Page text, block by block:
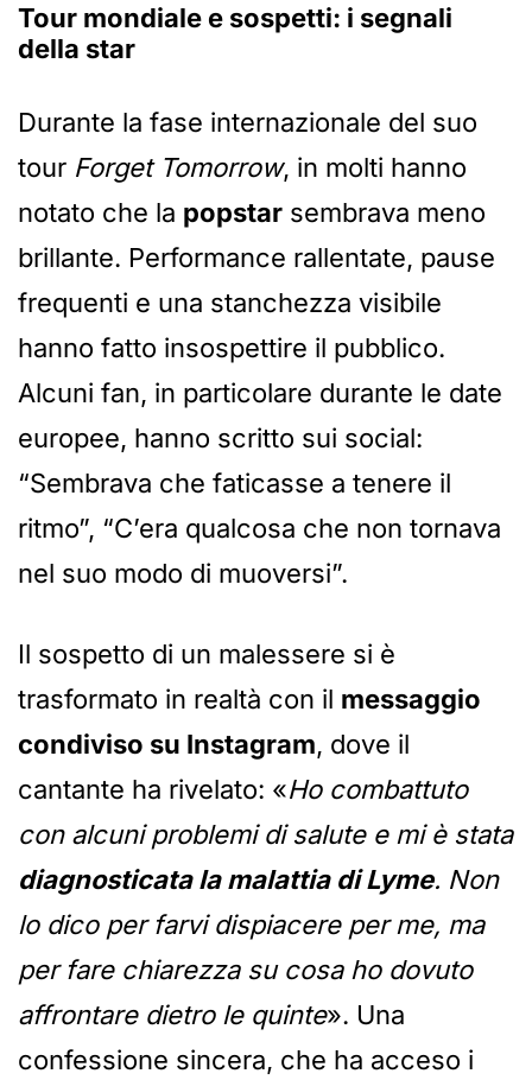
Tour mondiale e sospetti: i segnali
della star
Durante la fase internazionale del suo
tour Forget Tomorrow, in molti hanno
notato che la popstar sembrava meno
brillante. Performance rallentate, pause
frequenti e una stanchezza visibile
hanno fatto insospettire il pubblico.
Alcuni fan, in particolare durante le date
europee, hanno scritto sui social:
“Sembrava che faticasse a tenere il
ritmo”, “C’era qualcosa che non tornava
nel suo modo di muoversi”.
Il sospetto di un malessere si è
trasformato in realtà con il messaggio
condiviso su Instagram, dove il
cantante ha rivelato: «Ho combattuto
con alcuni problemi di salute e mi è stata
diagnosticata la malattia di Lyme. Non
lo dico per farvi dispiacere per me, ma
per fare chiarezza su cosa ho dovuto
affrontare dietro le quinte». Una
confessione sincera, che ha acceso i